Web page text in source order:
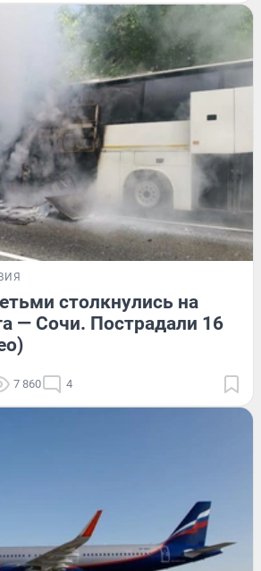
столкнулись на
— Сочи. Пострадали 16
7 860 4